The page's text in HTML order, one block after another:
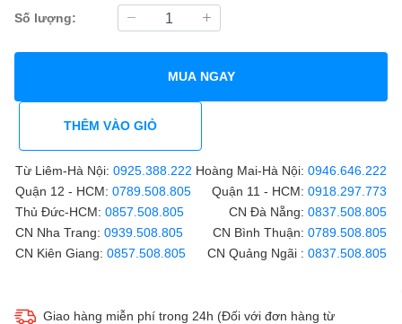
Số lượng:
MUA NGAY
THÊM VÀO GIỎ
Từ Liêm-Hà Nội: 0925.388.222 Hoàng Mai-Hà Nội: 0946.646.222
Quận 12 - HCM: 0789.508.805 Quận 11 - HCM: 0918.297.773
Thủ Đức-HCM: 0857.508.805 CN Đà Nẵng: 0837.508.805
CN Nha Trang: 0939.508.805 CN Bình Thuận: 0789.508.805
CN Kiên Giang: 0857.508.805 CN Quảng Ngãi : 0837.508.805
Giao hàng miễn phí trong 24h (Đối với đơn hàng từ